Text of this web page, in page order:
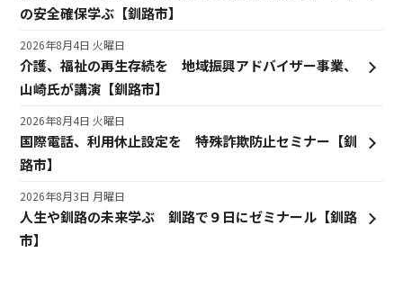
の安全確保学ぶ【釧路市】
介護、福祉の再生存続を 地域振興アドバイザー事業、
山崎氏が講演【釧路市】
2026年8月4日 火曜日
国際電話、利用休止設定を 特殊詐欺防止セミナー【釧
路市】
2026年8月4日 火曜日
人生や釧路の未来学ぶ 釧路で９日にゼミナール【釧路
市】
2026年8月3日 月曜日